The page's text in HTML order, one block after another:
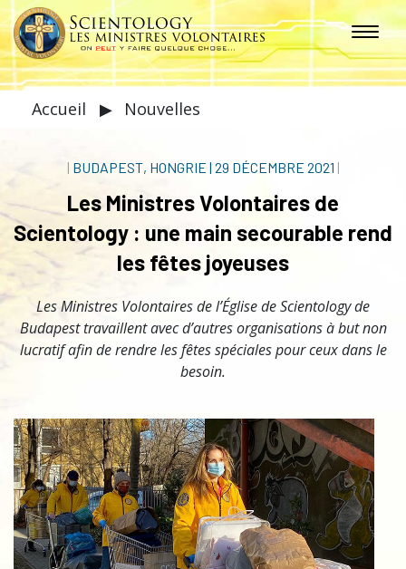
Accueil ▶ Nouvelles
| BUDAPEST, HONGRIE | 29 DÉCEMBRE 2021 |
Les Ministres Volontaires de
Scientology : une main secourable rend
les fêtes joyeuses
Les Ministres Volontaires de l’Église de Scientology de
Budapest travaillent avec d’autres organisations à but non
lucratif afin de rendre les fêtes spéciales pour ceux dans le
besoin.